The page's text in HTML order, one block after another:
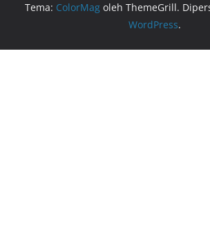
Tema: ColorMag oleh ThemeGrill.
WordPress.